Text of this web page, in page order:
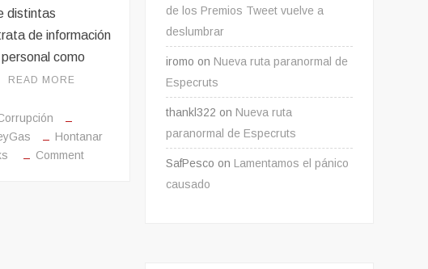
distintas
de información
como
READ MORE
Hontanar
Commenton
de los Premios Tweet vuelve a
deslumbrar
iromo onNueva ruta paranormal de
Especruts
thankl322 onNueva ruta
paranormal de Especruts
SafPesco onLamentamos el pánico
causado